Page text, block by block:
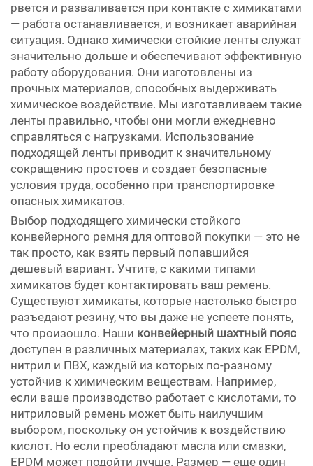
рвется и разваливается при контакте с химикатами
— работа останавливается, и возникает аварийная
ситуация. Однако химически стойкие ленты служат
значительно дольше и обеспечивают эффективную
работу оборудования. Они изготовлены из
прочных материалов, способных выдерживать
химическое воздействие. Мы изготавливаем такие
ленты правильно, чтобы они могли ежедневно
справляться с нагрузками. Использование
подходящей ленты приводит к значительному
сокращению простоев и создает безопасные
условия труда, особенно при транспортировке
опасных химикатов.
Выбор подходящего химически стойкого
конвейерного ремня для оптовой покупки — это не
так просто, как взять первый попавшийся
дешевый вариант. Учтите, с какими типами
химикатов будет контактировать ваш ремень.
Существуют химикаты, которые настолько быстро
разъедают резину, что вы даже не успеете понять,
что произошло. Наши конвейерный шахтный пояс
доступен в различных материалах, таких как EPDM,
нитрил и ПВХ, каждый из которых по-разному
устойчив к химическим веществам. Например,
если ваше производство работает с кислотами, то
нитриловый ремень может быть наилучшим
выбором, поскольку он устойчив к воздействию
кислот. Но если преобладают масла или смазки,
EPDM может подойти лучше. Размер — еще один